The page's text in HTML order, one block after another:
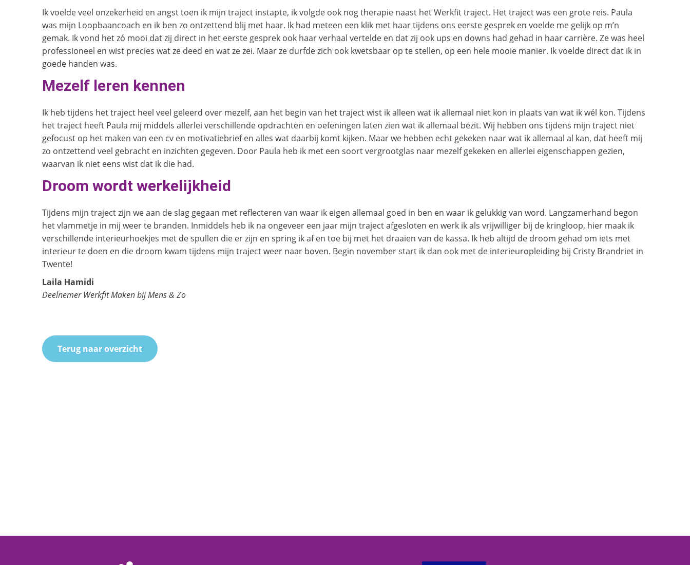
Ik voelde veel onzekerheid en angst toen ik mijn traject instapte, ik volgde ook nog therapie naast het Werkfit traject. Het traject was een grote reis. Paula
was mijn Loopbaancoach en ik ben zo ontzettend blij met haar. Ik had meteen een klik met haar tijdens ons eerste gesprek en voelde me gelijk op m’n
gemak. Ik vond het zó mooi dat zij direct in het eerste gesprek ook haar verhaal vertelde en dat zij ook ups en downs had gehad in haar carrière. Ze was heel
professioneel en wist precies wat ze deed en wat ze zei. Maar ze durfde zich ook kwetsbaar op te stellen, op een hele mooie manier. Ik voelde direct dat ik in
goede handen was.
Mezelf leren kennen
Ik heb tijdens het traject heel veel geleerd over mezelf, aan het begin van het traject wist ik alleen wat ik allemaal niet kon in plaats van wat ik wél kon. Tijdens
het traject heeft Paula mij middels allerlei verschillende opdrachten en oefeningen laten zien wat ik allemaal bezit. Wij hebben ons tijdens mijn traject niet
gefocust op het maken van een cv en motivatiebrief en alles wat daarbij komt kijken. Maar we hebben echt gekeken naar wat ik allemaal al kan, dat heeft mij
zo ontzettend veel gebracht en inzichten gegeven. Door Paula heb ik met een soort vergrootglas naar mezelf gekeken en allerlei eigenschappen gezien,
waarvan ik niet eens wist dat ik die had.
Droom wordt werkelijkheid
Tijdens mijn traject zijn we aan de slag gegaan met reflecteren van waar ik eigen allemaal goed in ben en waar ik gelukkig van word. Langzamerhand begon
het vlammetje in mij weer te branden. Inmiddels heb ik na ongeveer een jaar mijn traject afgesloten en werk ik als vrijwilliger bij de kringloop, hier maak ik
verschillende interieurhoekjes met de spullen die er zijn en spring ik af en toe bij met het draaien van de kassa. Ik heb altijd de droom gehad om iets met
interieur te doen en die droom kwam tijdens mijn traject weer naar boven. Begin november start ik dan ook met de interieuropleiding bij Cristy Brandriet in
Twente!
Laila Hamidi
Deelnemer Werkfit Maken bij Mens & Zo
Terug naar overzicht